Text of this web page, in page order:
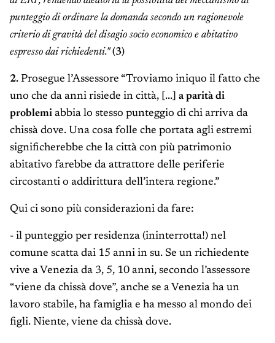
punteggio di ordinare la domanda secondo un ragionevole
criterio di gravità del disagio socio economico e abitativo
espresso dai richiedenti." (3)
2. Prosegue l’Assessore “Troviamo iniquo il fatto che
uno che da anni risiede in città, [...] a parità di
problemi abbia lo stesso punteggio di chi arriva da
chissà dove. Una cosa folle che portata agli estremi
significherebbe che la città con più patrimonio
abitativo farebbe da attrattore delle periferie
circostanti o addirittura dell’intera regione.”
Qui ci sono più considerazioni da fare:
- il punteggio per residenza (ininterrotta!) nel
comune scatta dai 15 anni in su. Se un richiedente
vive a Venezia da 3, 5, 10 anni, secondo l’assessore
“viene da chissà dove”, anche se a Venezia ha un
lavoro stabile, ha famiglia e ha messo al mondo dei
figli. Niente, viene da chissà dove.